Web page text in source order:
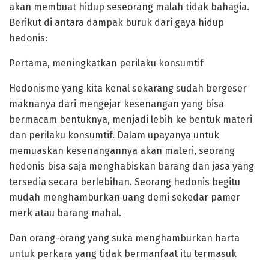
akan membuat hidup seseorang malah tidak bahagia.
Berikut di antara dampak buruk dari gaya hidup
hedonis:
Pertama, meningkatkan perilaku konsumtif
Hedonisme yang kita kenal sekarang sudah bergeser
maknanya dari mengejar kesenangan yang bisa
bermacam bentuknya, menjadi lebih ke bentuk materi
dan perilaku konsumtif. Dalam upayanya untuk
memuaskan kesenangannya akan materi, seorang
hedonis bisa saja menghabiskan barang dan jasa yang
tersedia secara berlebihan. Seorang hedonis begitu
mudah menghamburkan uang demi sekedar pamer
merk atau barang mahal.
Dan orang-orang yang suka menghamburkan harta
untuk perkara yang tidak bermanfaat itu termasuk